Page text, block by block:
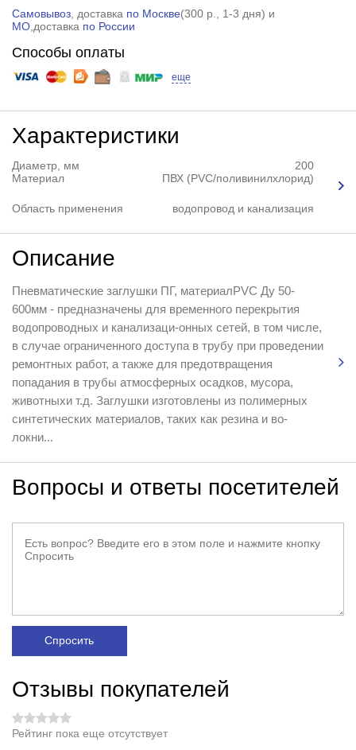
Самовывоз, доставка по Москве(300 р.
, 1-3 дня) и
МО,доставка по России
Способы оплаты
еще
Характеристики
Диаметр, мм
200
Материал
ПВХ (PVC/поливинилхлорид)
Область применения водопровод и канализация
Описание
Пневматические заглушки ПГ, материалPVC Ду 50-
600мм - предназначены для временного перекрытия
водопроводных и канализаци-онных сетей, в том числе,
в случае ограниченного доступа в трубу при проведении
ремонтных работ, а также для предотвращения
попадания в трубы атмосферных осадков, мусора,
животныхи т.д. Заглушки изготовлены из полимерных
синтетических материалов, таких как резина и во-
локни...
Вопросы и ответы посетителей
Спросить
Отзывы покупателей
Рейтинг пока еще отсутствует